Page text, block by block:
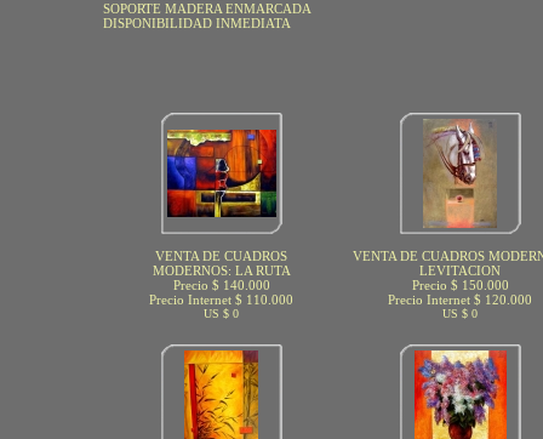
SOPORTE MADERA ENMARCADA
DISPONIBILIDAD INMEDIATA
VENTA DE CUADROS
MODERNOS: LA RUTA
Precio $ 140.000
Precio Internet $ 110.000
US $ 0
VENTA DE CUADROS
LEVITACION
Precio $ 150.000
Precio Internet $ 120.000
US $ 0